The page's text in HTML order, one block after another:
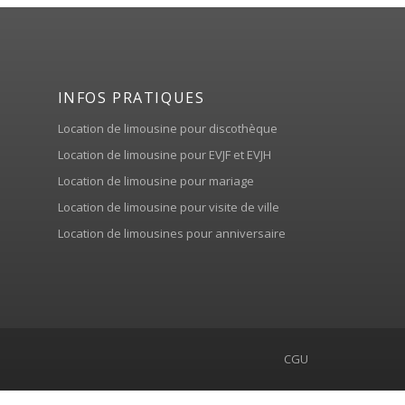
INFOS PRATIQUES
Location de limousine pour discothèque
Location de limousine pour EVJF et EVJH
Location de limousine pour mariage
Location de limousine pour visite de ville
Location de limousines pour anniversaire
CGU